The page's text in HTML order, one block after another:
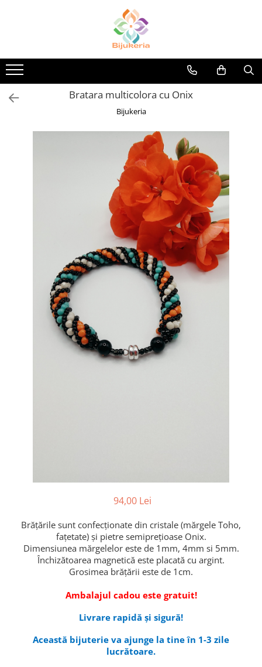
Bratara multicolora cu Onix
Bijukeria
94,00 Lei
Brățările sunt confecționate din cristale (mărgele Toho,
fațetate) și pietre semiprețioase Onix.
Dimensiunea mărgelelor este de 1mm, 4mm si 5mm.
Închizătoarea magnetică este placată cu argint.
Grosimea brățării este de 1cm.
Ambalajul cadou este gratuit!
Livrare rapidă și sigură!
Această bijuterie va ajunge la tine în 1-3 zile
lucrătoare.